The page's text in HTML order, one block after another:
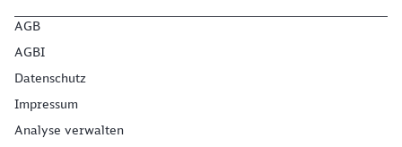
AGB
AGBI
Datenschutz
Impressum
Analyse verwalten